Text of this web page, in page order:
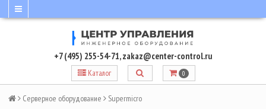
+7 (495) 255-54-71,zakaz@center-control.ru
Каталог 0
Серверное оборудование Supermicro